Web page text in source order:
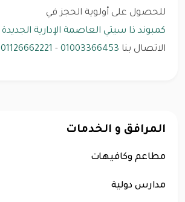
للحصول على أولوية الحجز في
كمبوند ذا سيتي العاصمة الإدارية الجديدة
الاتصال بنا 01003366453
-
01126662221
المرافق و الخدمات
مطاعم وكافيهات
مدارس دولية